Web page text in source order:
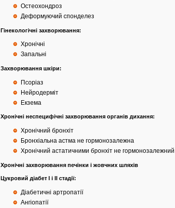
Остеохондроз
Деформуючий спонделез
Гінекологічні захворювання:
Хронічні
Запальні
Захворювання шкіри:
Псоріаз
Нейродерміт
Екзема
Хронічні неспецифічні захворювання органів дихання:
Хронічний бронхіт
Бронхіальна астма не гормонозалежна
Хронічний астатичними бронхіт не гормонозалежний
Хронічні захворювання печінки і жовчних шляхів
Цукровий діабет I і ІІ стадії:
Діабетичні артропатії
Ангіопатії